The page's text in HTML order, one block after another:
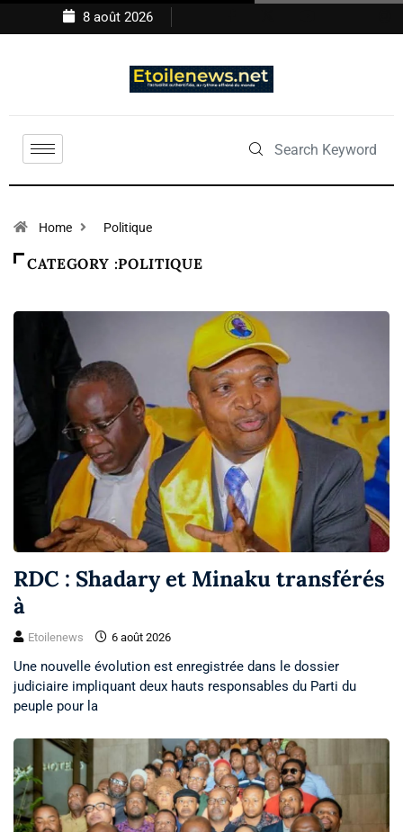
8 août 2026
Home Politique
CATEGORY :POLITIQUE
RDC : Shadary et Minaku transférés
à
Etoilenews 6 août 2026
Une nouvelle évolution est enregistrée dans le dossier
judiciaire impliquant deux hauts responsables du Parti du
peuple pour la